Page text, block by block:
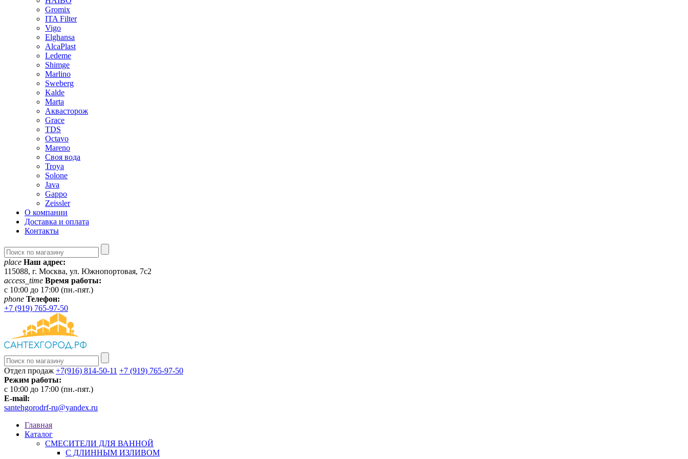
Gromix
ITA Filter
Vigo
Elghansa
AlcaPlast
Ledeme
Shimge
Marlino
Sweberg
Kalde
Marta
Аквасторож
Grace
TDS
Octavo
Mareno
Своя вода
Troya
Solone
Java
Gappo
Zeissler
О компании
Доставка и оплата
Контакты
place Наш адрес:
115088, г. Москва, ул. Южнопортовая, 7с2
access_time Время работы:
c 10:00 до 17:00 (пн.-пят.)
phone Телефон:
+7 (919) 765-97-50
Отдел продаж +7(916) 814-50-11 +7 (919) 765-97-50
Режим работы:
c 10:00 до 17:00 (пн.-пят.)
E-mail:
santehgorodrf-ru@yandex.ru
Главная
Каталог
СМЕСИТЕЛИ ДЛЯ ВАННОЙ
С ДЛИННЫМ ИЗЛИВОМ